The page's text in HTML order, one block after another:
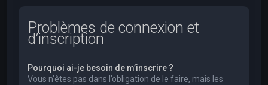
Problèmes de connexion et
d’inscription
Pourquoi ai-je besoin de m’inscrire ?
Vous n’êtes pas dans l’obligation de le faire, mais les